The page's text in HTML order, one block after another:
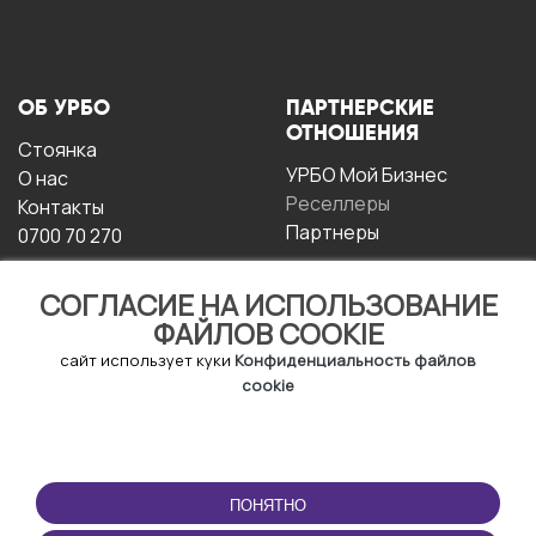
СОГЛАСИЕ НА ИСПОЛЬЗОВАНИЕ
ФАЙЛОВ COOKIE
сайт использует куки Конфиденциальность файлов
cookie
ПОНЯТНО
ОБ УРБО
Стоянка
О нас
Контакты
0700 70 270
ПАРТНЕРСКИЕ
ОТНОШЕНИЯ
УРБО Мой Бизнес
Реселлеры
Партнеры
ЭКСПЛУАТАЦИИ
Условия и положения
ПРИЛОЖЕНИЕ